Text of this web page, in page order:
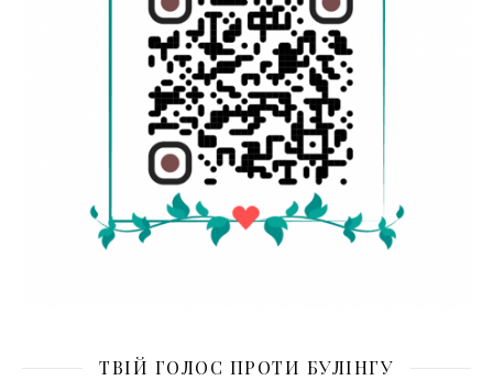
ТВІЙ ГОЛОС ПРОТИ БУЛІНГУ